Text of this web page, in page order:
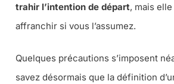
trahir l’intention de départ, mais elle
affranchir si vous l’assumez.
Quelques précautions s’imposent
savez désormais que la définition